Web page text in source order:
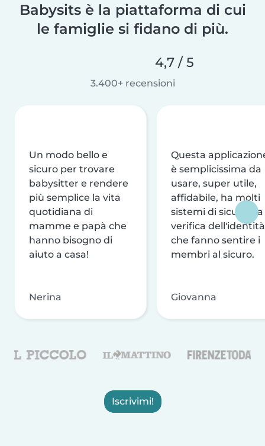
Babysits è la piattaforma di cui
le famiglie si fidano di più.
4,7 / 5
3.400+ recensioni
Un modo bello e
sicuro per trovare
babysitter e rendere
più semplice la vita
quotidiana di
mamme e papà che
hanno bisogno di
aiuto a casa!
Nerina
Questa
è semplicissima da
usare, super utile,
affidabile, ha molti
sistemi di sicurezza
verifica dell'identità
che fanno sentire i
membri al sicuro.
Giovanna
Iscrivimi!